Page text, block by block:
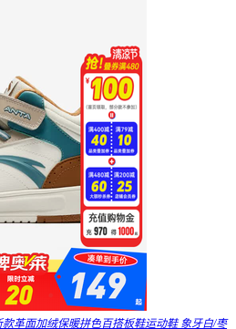
革面加绒保暖拼色百搭板鞋运动鞋 象牙白/枣